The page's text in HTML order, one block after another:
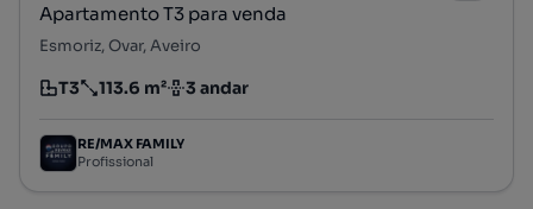
Apartamento T3 para venda
Esmoriz, Ovar, Aveiro
Tipologia
T3
Preço por metro quadrado
113.6 m²
Andar 3 andar
RE/MAX FAMILY
Profissional